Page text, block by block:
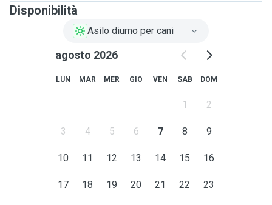
Disponibilità
Asilo diurno per cani
agosto 2026
LUN MAR MER GIO VEN SAB DOM
1 2
3 4 5 6 7 8 9
10 11 12 13 14 15 16
17 18 19 20 21 22 23